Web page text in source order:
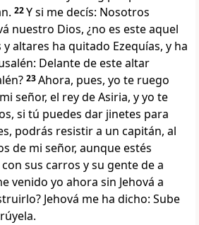
22Y si me decís: Nosotros
nuestro Dios, ¿no es este aquel
altares ha quitado Ezequías, y ha
Delante de este altar
23Ahora, pues, yo te ruego
señor, el rey de Asiria, y yo te
si tú puedes dar jinetes para
podrás resistir a un capitán, al
de mi señor, aunque estés
sus carros y su gente de a
venido yo ahora sin Jehová a
Jehová me ha dicho: Sube